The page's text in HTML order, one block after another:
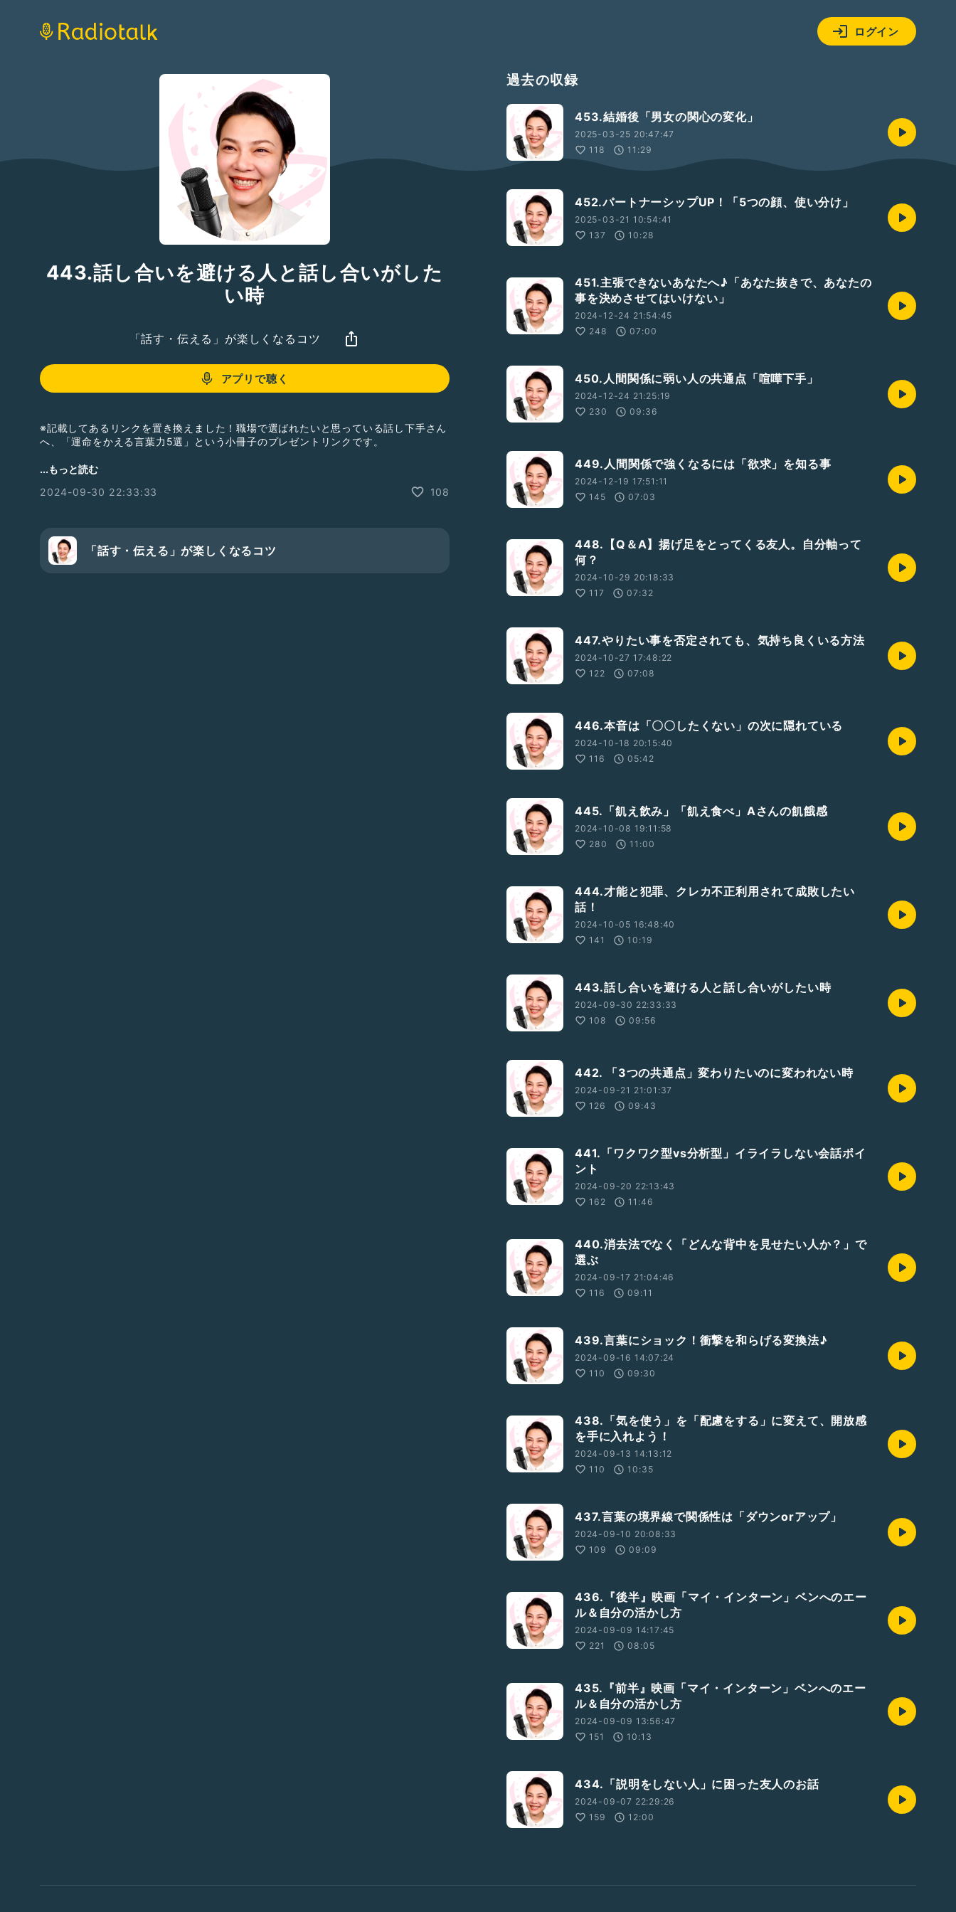
ログイン
443.話し合いを避ける人と話し合いがした
い時
「話す・伝える」が楽しくなるコツ
アプリで聴く
※記載してあるリンクを置き換えました！職場で選ばれたいと思っている話し下手さん
へ、「運命をかえる言葉力5選」という小冊子のプレゼントリンクです。
リンクをタップすると小冊子の概要が見れますので、ご興味があればご覧下さいませ♪
ちなみに、今月LINEでは「プレゼントワーク」として、自分の幸せが一目でわかるワ
イメージ化と数値化とセルフコーチングをセットにして作ったワークですので、どな
た様のお役にも立てると思います。
よかったらLINE登録してダウンロードしてくださいね♪
...もっと読む
2024-09-30 22:33:33
108
「話す・伝える」が楽しくなるコツ
過去の収録
453.結婚後「男女の関心の変化」
2025-03-25 20:47:47
118
11:29
452.パートナーシップUP！「5つの顔、使い分け」
2025-03-21 10:54:41
137
10:28
451.主張できないあなたへ♪「あなた抜きで、あなたの
事を決めさせてはいけない」
2024-12-24 21:54:45
248
07:00
450.人間関係に弱い人の共通点「喧嘩下手」
2024-12-24 21:25:19
230
09:36
449.人間関係で強くなるには「欲求」を知る事
2024-12-19 17:51:11
145
07:03
448.【Q＆A】揚げ足をとってくる友人。自分軸って
何？
2024-10-29 20:18:33
117
07:32
447.やりたい事を否定されても、気持ち良くいる方法
2024-10-27 17:48:22
122
07:08
446.本音は「〇〇したくない」の次に隠れている
2024-10-18 20:15:40
116
05:42
445.「飢え飲み」「飢え食べ」Aさんの飢餓感
2024-10-08 19:11:58
280
11:00
444.才能と犯罪、クレカ不正利用されて成敗したい
話！
2024-10-05 16:48:40
141
10:19
443.話し合いを避ける人と話し合いがしたい時
2024-09-30 22:33:33
108
09:56
442. 「3つの共通点」変わりたいのに変われない時
2024-09-21 21:01:37
126
09:43
441.「ワクワク型vs分析型」イライラしない会話ポイ
ント
2024-09-20 22:13:43
162
11:46
440.消去法でなく「どんな背中を見せたい人か？」で
選ぶ
2024-09-17 21:04:46
116
09:11
439.言葉にショック！衝撃を和らげる変換法♪
2024-09-16 14:07:24
110
09:30
438.「気を使う」を「配慮をする」に変えて、開放感
を手に入れよう！
2024-09-13 14:13:12
110
10:35
437.言葉の境界線で関係性は「ダウンorアップ」
2024-09-10 20:08:33
109
09:09
436.『後半』映画「マイ・インターン」ベンへのエー
ル＆自分の活かし方
2024-09-09 14:17:45
221
08:05
435.『前半』映画「マイ・インターン」ベンへのエー
ル＆自分の活かし方
2024-09-09 13:56:47
151
10:13
434.「説明をしない人」に困った友人のお話
2024-09-07 22:29:26
159
12:00